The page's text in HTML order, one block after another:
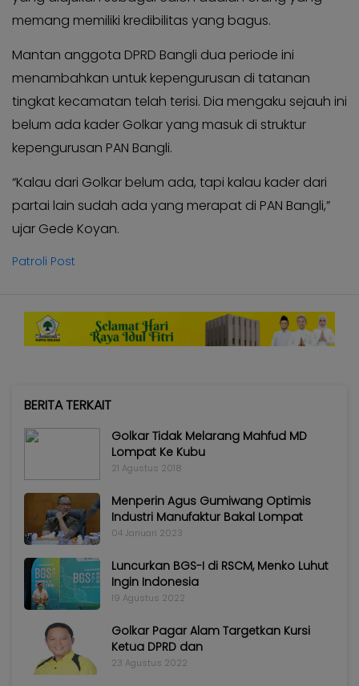
memang memiliki kredibilitas yang bagus.
Mantan anggota DPRD Bangli dua periode ini
menambahkan untuk kepengurusan di tatanan
tingkat kecamatan telah terisi. Dia mengaku sejauh ini
belum ada kader Golkar yang masuk di struktur
kepengurusan PAN Bangli.
“Kalau dari Golkar belum ada, tapi kalau kader dari
partai lain sudah ada yang merapat di PAN Bangli,”
ujar Gede Koyan.
Patroli Post
BERITA TERKAIT
Golkar Tidak Melarang Mahfud MD
Lompat Ke Kubu
21 Agustus 2018
Menperin Agus Gumiwang Optimis
Industri Manufaktur Bakal Lompat
04 Januari 2023
Luncurkan BGS-I di RSCM, Menko Luhut
Ingin Indonesia
19 Agustus 2022
Golkar Pagar Alam Targetkan Kursi
Ketua DPRD dan
23 Agustus 2022